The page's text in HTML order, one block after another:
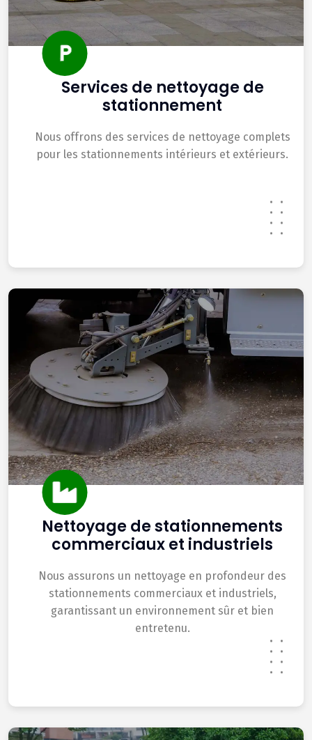
Services de nettoyage de
stationnement
Nous offrons des services de nettoyage complets
pour les stationnements intérieurs et extérieurs.
Nettoyage de stationnements
commerciaux et industriels
Nous assurons un nettoyage en profondeur des
stationnements commerciaux et industriels,
garantissant un environnement sûr et bien
entretenu.